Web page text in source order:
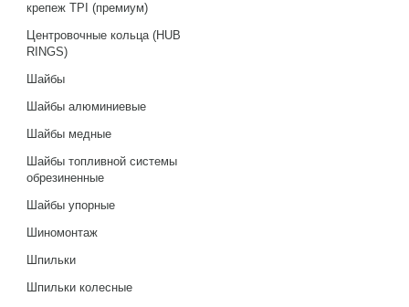
крепеж TPI (премиум)
Центровочные кольца (HUB
RINGS)
Шайбы
Шайбы алюминиевые
Шайбы медные
Шайбы топливной системы
обрезиненные
Шайбы упорные
Шиномонтаж
Шпильки
Шпильки колесные